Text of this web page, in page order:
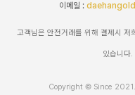
이메일 :
고객님은 안전거래를 위해 결제시 저
있습니다.
Copyright © Since 2021.